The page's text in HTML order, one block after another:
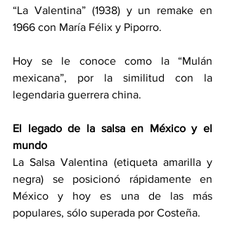
“La Valentina” (1938) y un remake en
1966 con María Félix y Piporro.
Hoy se le conoce como la “Mulán
mexicana”, por la similitud con la
legendaria guerrera china.
El legado de la salsa en México y el
mundo
La Salsa Valentina (etiqueta amarilla y
negra) se posicionó rápidamente en
México y hoy es una de las más
populares, sólo superada por Costeña.